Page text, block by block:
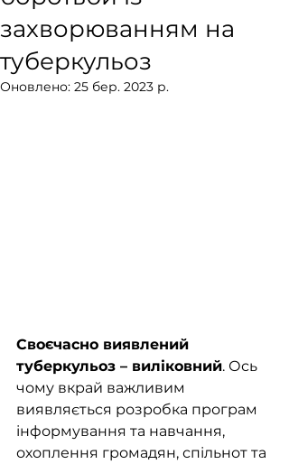
захворюванням на
туберкульоз
Оновлено: 25 бер. 2023 р.
Своєчасно виявлений
туберкульоз – виліковний. Ось
чому вкрай важливим
виявляється розробка програм
інформування та навчання,
охоплення громадян, спільнот та